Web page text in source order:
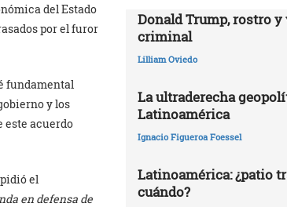
del Estado
por el furor
fundamental
y los
este acuerdo
el
en defensa de
Donald Trump, rostro y
criminal
Lilliam Oviedo
La ultraderecha
Latinoamérica
Ignacio Figueroa Foessel
Latinoamérica: ¿patio
cuándo?